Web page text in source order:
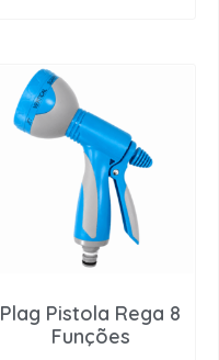
Plag Pistola Rega 8
Funções